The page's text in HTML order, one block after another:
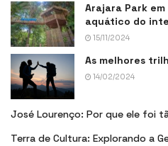
Arajara Park
aquático do
15/11/2024
As melhores
14/02/2024
José Lourenço: Por que ele foi
Terra de Cultura: Explorando a